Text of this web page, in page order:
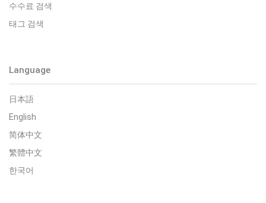
수수료 검색
태그 검색
Language
日本語
English
简体中文
繁體中文
한국어